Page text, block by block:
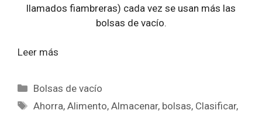
llamados fiambreras) cada vez se usan más las
bolsas de vacío.
Leer más
Categorías
Bolsas de vacío
Etiquetas
Ahorra,Alimento,Almacenar, bolsas, Clasificar,